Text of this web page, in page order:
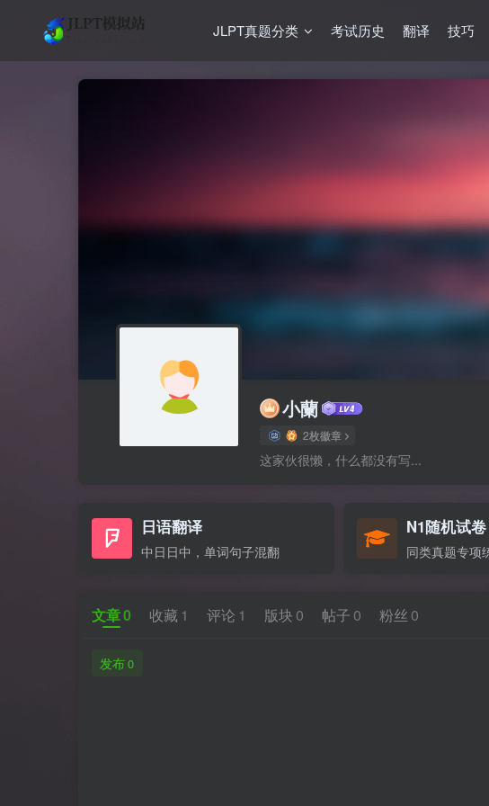
JLPT真题分类 考试历史 翻译 技巧
小蘭
2枚徽章
这家伙很懒，什么都没有写...
日语翻译
中日日中，单词句子混翻
N1随机试卷
同类真题专项
文章0 收藏 1 评论 1 版块 0 帖子 0 粉丝 0
发布0